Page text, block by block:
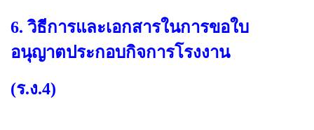
6. วิธีการและเอกสารในการขอใบ
อนุญาตประกอบกิจการโรงงาน
(ร.ง.4)